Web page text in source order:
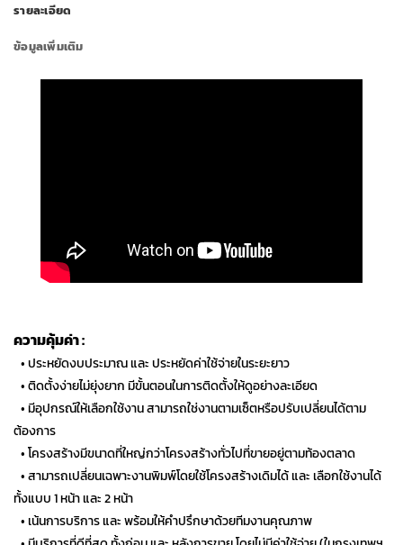
รายละเอียด
ข้อมูลเพิ่มเติม
ความคุ้มค่า :
• ประหยัดงบประมาณ และ ประหยัดค่าใช้จ่ายในระยะยาว
• ติดตั้งง่ายไม่ยุ่งยาก มีขั้นตอนในการติดตั้งให้ดูอย่างละเอียด
• มีอุปกรณ์ให้เลือกใช้งาน สามารถใช่งานตามเซ็ตหรือปรับเปลี่ยนได้ตาม
ต้องการ
• โครงสร้างมีขนาดที่ใหญ่กว่าโครงสร้างทั่วไปที่ขายอยู่ตามท้องตลาด
• สามารถเปลี่ยนเฉพาะงานพิมพ์โดยใช้โครงสร้างเดิมได้ และ เลือกใช้งานได้
ทั้งแบบ 1 หน้า และ 2 หน้า
• เน้นการบริการ และ พร้อมให้คำปรึกษาด้วยทีมงานคุณภาพ